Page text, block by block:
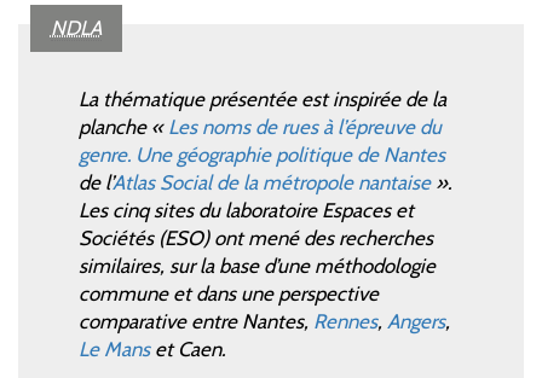
La thématique présentée est inspirée de la
planche « Les noms de rues à l’épreuve du
genre. Une géographie politique de Nantes
de l’Atlas Social de la métropole nantaise ».
Les cinq sites du laboratoire Espaces et
Sociétés (ESO) ont mené des recherches
similaires, sur la base d’une méthodologie
commune et dans une perspective
comparative entre Nantes, Rennes, Angers,
Le Manset Caen.
NDLA